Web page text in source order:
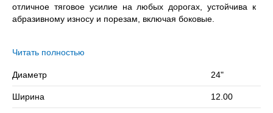
отличное тяговое усилие на любых дорогах, устойчива к
абразивному износу и порезам, включая боковые.
допустимой нагрузкой 4500 / 4000 кг. на колесо (одинарная
Сомневаетесь в выборе? Позвоните нам – подберем
подходящий вариант!
Читать полностью
Диаметр 24"
Ширина 12.00